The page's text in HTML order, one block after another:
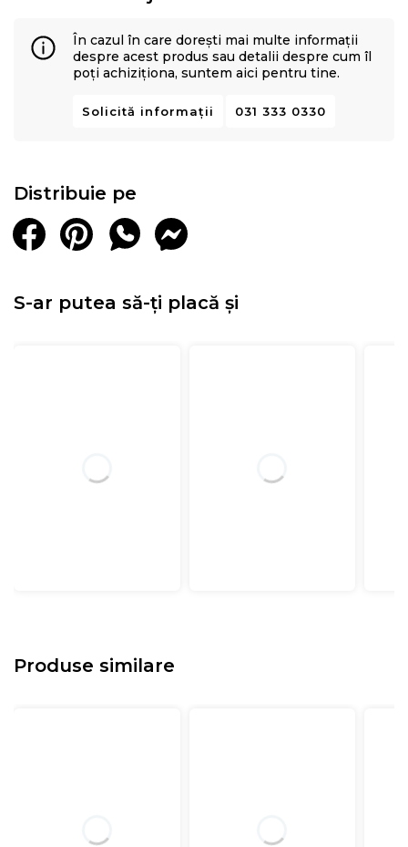
În cazul în care dorești mai multe informații
despre acest produs sau detalii despre cum îl
poți achiziționa, suntem aici pentru tine.
Solicită informații 031 333 0330
Distribuie pe
S-ar putea să-ți placă și
Produse similare